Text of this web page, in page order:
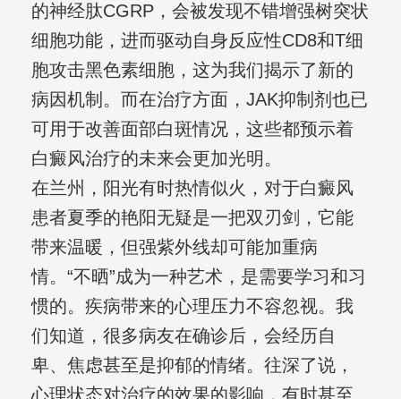
的神经肽CGRP，会被发现不错增强树突状
细胞功能，进而驱动自身反应性CD8和T细
胞攻击黑色素细胞，这为我们揭示了新的
病因机制。而在治疗方面，JAK抑制剂也已
可用于改善面部白斑情况，这些都预示着
白癜风治疗的未来会更加光明。
在兰州，阳光有时热情似火，对于白癜风
患者夏季的艳阳无疑是一把双刃剑，它能
带来温暖，但强紫外线却可能加重病
情。“不晒”成为一种艺术，是需要学习和习
惯的。疾病带来的心理压力不容忽视。我
们知道，很多病友在确诊后，会经历自
卑、焦虑甚至是抑郁的情绪。往深了说，
心理状态对治疗的效果的影响，有时甚至